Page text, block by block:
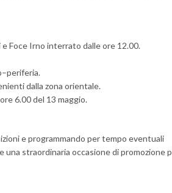
e Foce Irno interrato dalle ore 12.00.
dalla zona orientale.
6.00 del 13 maggio.
e programmando per tempo eventuali
straordinaria occasione di promozione